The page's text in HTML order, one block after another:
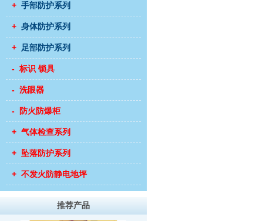
+ 手部防护系列
+ 身体防护系列
+ 足部防护系列
- 标识 锁具
- 洗眼器
- 防火防爆柜
+ 气体检查系列
+ 坠落防护系列
+ 不发火防静电地坪
推荐产品